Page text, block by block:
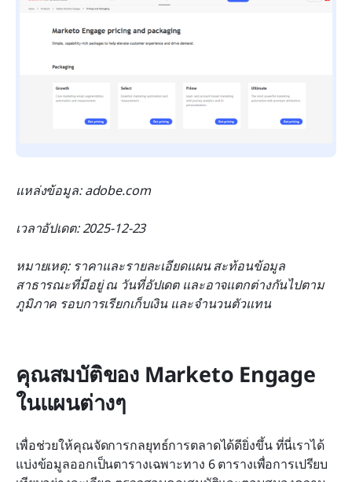
แหล่งข้อมูล: adobe.com
เวลาอัปเดต: 2025-12-23
หมายเหตุ: ราคาและรายละเอียดแผน สะท้อนข้อมูล
สาธารณะที่มีอยู่ ณ วันที่อัปเดต และอาจแตกต่างกันไปตาม
ภูมิภาค รอบการเรียกเก็บเงิน และจำนวนตัวแทน
คุณสมบัติของ Marketo Engage
ในแผนต่างๆ
เพื่อช่วยให้คุณจัดการกลยุทธ์การตลาดได้ดียิ่งขึ้น ที่นี่เราได้
แบ่งข้อมูลออกเป็นตารางเฉพาะทาง 6 ตารางเพื่อการเปรียบ